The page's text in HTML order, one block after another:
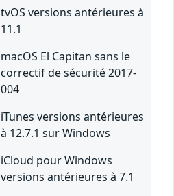
tvOS versions antérieures à
11.1
macOS El Capitan sans le
correctif de sécurité 2017-
004
iTunes versions antérieures
à 12.7.1 sur Windows
iCloud pour Windows
versions antérieures à 7.1